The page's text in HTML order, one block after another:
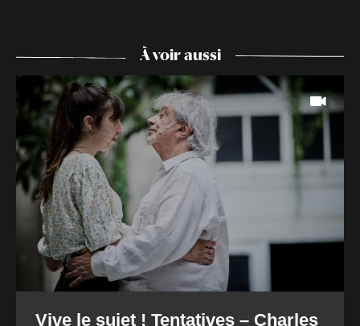
À voir aussi
Vive le sujet ! Tentatives – Charles